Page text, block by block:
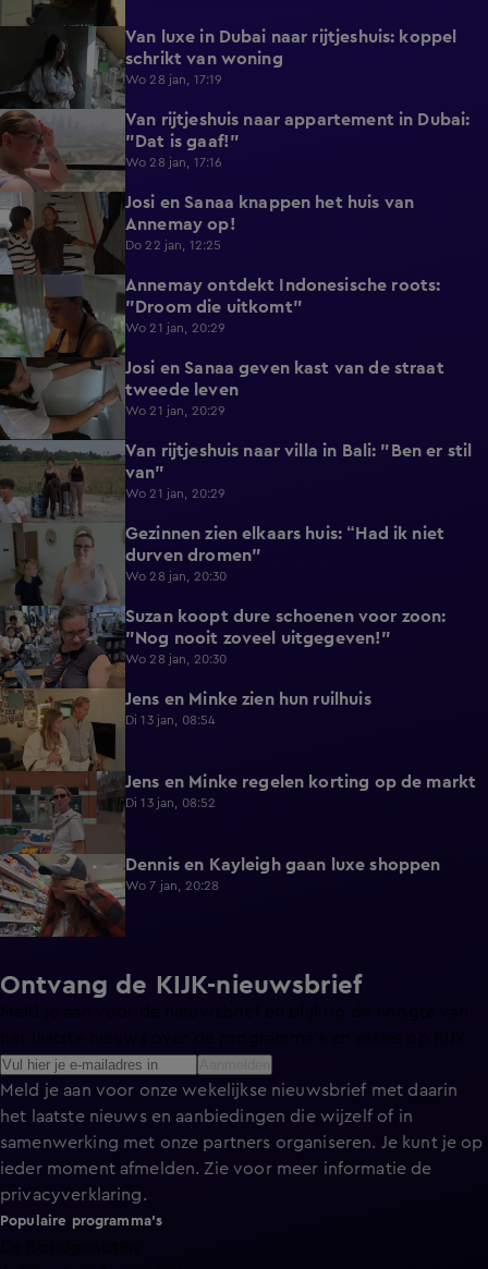
Van luxe in Dubai naar rijtjeshuis: koppel
schrikt van woning
Wo 28 jan, 17:19
0:43
Van rijtjeshuis naar appartement in Dubai:
"Dat is gaaf!"
Wo 28 jan, 17:16
0:48
Josi en Sanaa knappen het huis van
Annemay op!
Do 22 jan, 12:25
Annemay ontdekt Indonesische roots:
"Droom die uitkomt"
Wo 21 jan, 20:29
0:33
Josi en Sanaa geven kast van de straat
tweede leven
Wo 21 jan, 20:29
4:27
Van rijtjeshuis naar villa in Bali: "Ben er stil
van"
Wo 21 jan, 20:29
3:07
Gezinnen zien elkaars huis: “Had ik niet
durven dromen"
Wo 28 jan, 20:30
3:50
Suzan koopt dure schoenen voor zoon:
"Nog nooit zoveel uitgegeven!"
Wo 28 jan, 20:30
0:59 Jens en Minke zien hun ruilhuis
Di 13 jan, 08:54
0:32 Jens en Minke regelen korting op de markt
Di 13 jan, 08:52
3:13 Dennis en Kayleigh gaan luxe shoppen
Wo 7 jan, 20:28
Ontvang de KIJK-nieuwsbrief
Meld je aan voor onze wekelijkse nieuwsbrief met daarin
het laatste nieuws en aanbiedingen die wijzelf of in
samenwerking met onze partners organiseren. Je kunt je op
ieder moment afmelden. Zie voor meer informatie de
privacyverklaring.
Populaire programma's